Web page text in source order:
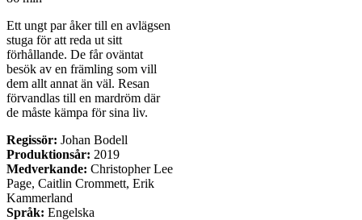
Ett ungt par åker till en avlägsen
stuga för att reda ut sitt
förhållande. De får oväntat
besök av en främling som vill
dem allt annat än väl. Resan
förvandlas till en mardröm där
de måste kämpa för sina liv.
Regissör: Johan Bodell
Produktionsår: 2019
Medverkande: Christopher Lee
Page, Caitlin Crommett, Erik
Kammerland
Språk: Engelska